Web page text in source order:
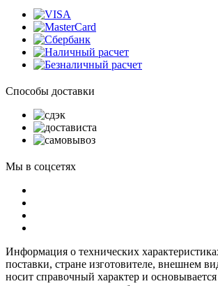
Способы доставки
Мы в соцсетях
Информация о технических
поставки, стране изготовителе, внешнем
носит справочный характер и